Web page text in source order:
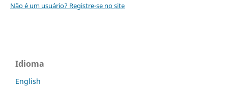
Não é um usuário? Registre-se no site
Idioma
English